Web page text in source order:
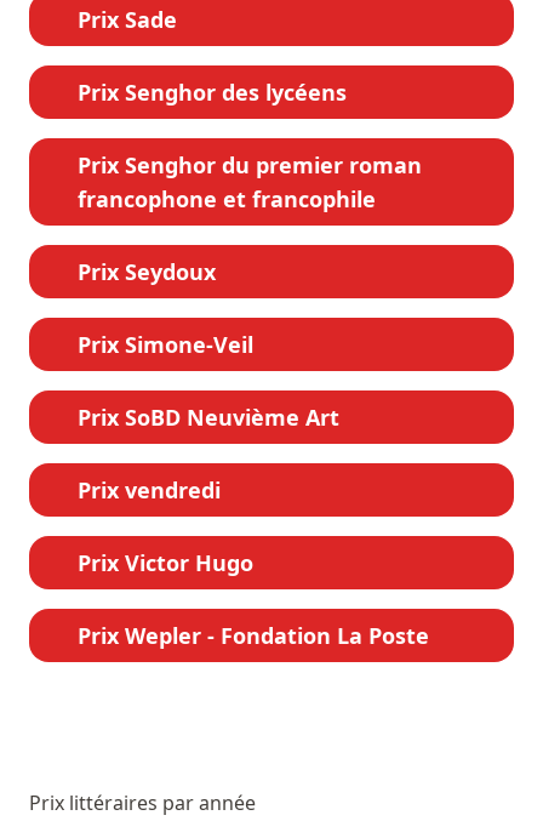
Prix Sade
Prix Senghor des lycéens
Prix Senghor du premier roman
francophone et francophile
Prix Seydoux
Prix Simone-Veil
Prix SoBD Neuvième Art
Prix vendredi
Prix Victor Hugo
Prix Wepler - Fondation La Poste
Prix littéraires par année